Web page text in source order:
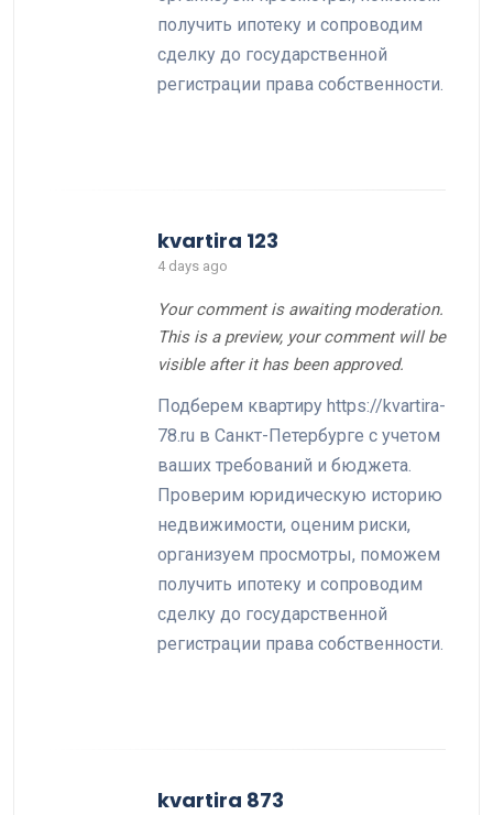
получить ипотеку и сопроводим
сделку до государственной
регистрации права собственности.
Your comment is awaiting moderation.
This is a preview, your comment will be
visible after it has been approved.
Подберем квартиру https://kvartira-
78.ru в Санкт-Петербурге с учетом
ваших требований и бюджета.
Проверим юридическую историю
недвижимости, оценим риски,
организуем просмотры, поможем
получить ипотеку и сопроводим
сделку до государственной
регистрации права собственности.
kvartira 123
4 days ago
kvartira 873